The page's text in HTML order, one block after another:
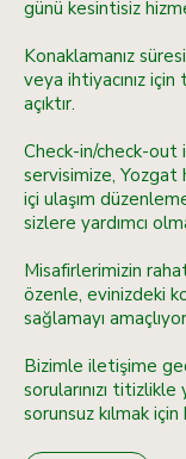
günü kesintisiz
Konaklamanız
veya ihtiyacınız
açıktır.
Check-in/check-out
servisimize, Yozgat
içi ulaşım
sizlere yardımcı
Misafirlerimizin
özenle, evinizdeki
sağlamayı
Bizimle iletişime
sorularınızı titizlikle
sorunsuz kılmak için